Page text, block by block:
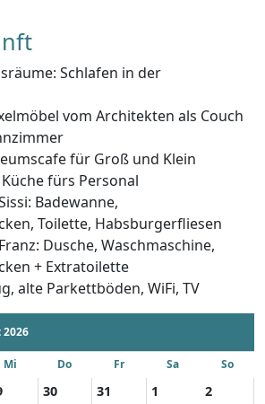
Schlafen in der
vom Architekten als Couch
für Groß und Klein
fürs Personal
Badewanne,
Toilette, Habsburgerfliesen
Dusche, Waschmaschine,
+ Extratoilette
alte Parkettböden, WiFi, TV
Mi Do Fr Sa So
30 31 1 2